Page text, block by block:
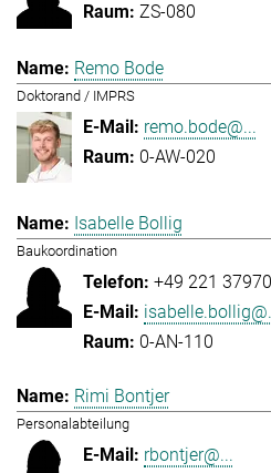
ZS-080
Remo Bode
Doktorand / IMPRS
remo.bode@...
0-AW-020
Isabelle Bollig
Baukoordination
+49 221
0-AN-110
Rimi Bontjer
Personalabteilung
rbontjer@...